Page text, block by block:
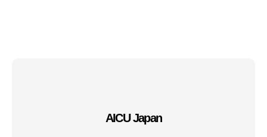
AICU Japan